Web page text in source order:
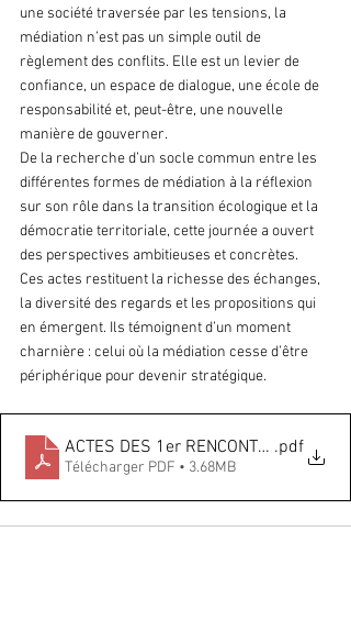
une société traversée par les tensions, la
médiation n’est pas un simple outil de
règlement des conflits. Elle est un levier de
confiance, un espace de dialogue, une école de
responsabilité et, peut-être, une nouvelle
manière de gouverner.
De la recherche d’un socle commun entre les
différentes formes de médiation à la réflexion
sur son rôle dans la transition écologique et la
démocratie territoriale, cette journée a ouvert
des perspectives ambitieuses et concrètes.
Ces actes restituent la richesse des échanges,
la diversité des regards et les propositions qui
en émergent. Ils témoignent d’un moment
charnière : celui où la médiation cesse d’être
périphérique pour devenir stratégique.
ACTES DES 1er RENCONTRES DES
.pdf
Télécharger PDF • 3.68MB